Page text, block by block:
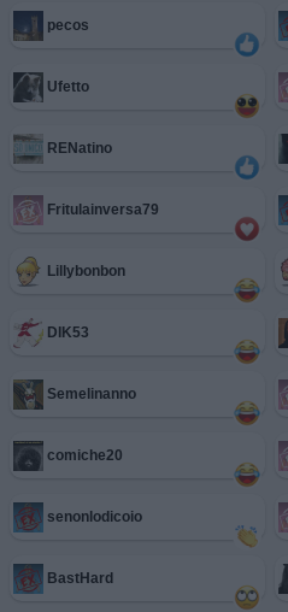
pecos
Ufetto
RENatino
Fritulainversa79
Lillybonbon
DIK53
Semelinanno
comiche20
senonlodicoio
BastHard